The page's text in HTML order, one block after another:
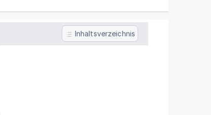
Inhaltsverzeichnis